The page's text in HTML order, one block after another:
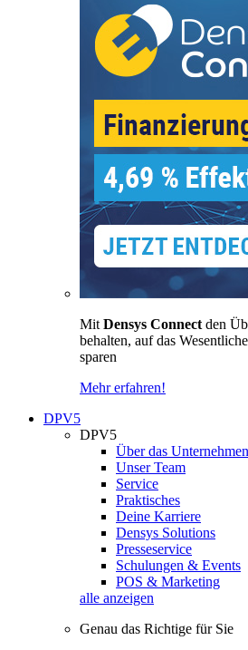
Mit Densys Connect den
behalten, auf das
sparen
Mehr erfahren!
DPV5
DPV5
Über das Unternehmen
Unser Team
Service
Praktisches
Deine Karriere
Densys Solutions
Presseservice
Schulungen & Events
POS & Marketing
alle anzeigen
Genau das Richtige für Sie